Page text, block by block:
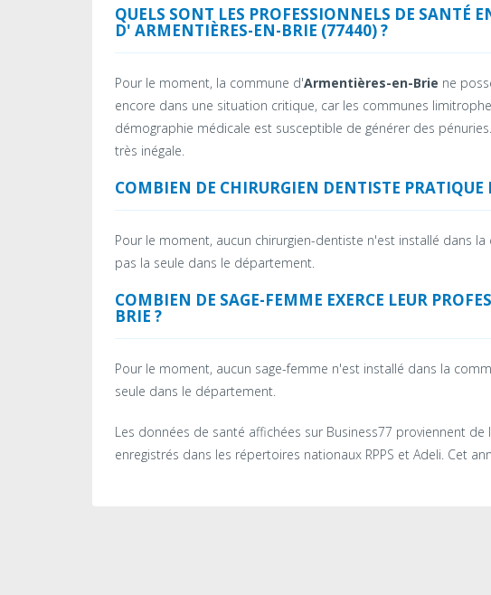
QUELS SONT LES PROFESSIONNELS DE SANTÉ
D' ARMENTIÈRES-EN-BRIE (77440) ?
Pour le moment, la commune d'Armentières-en-Brie ne
encore dans une situation critique, car les communes
démographie médicale est susceptible de générer des
très inégale.
COMBIEN DE CHIRURGIEN DENTISTE
Pour le moment, aucun chirurgien-dentiste n'est installé dans
pas la seule dans le département.
COMBIEN DE SAGE-FEMME EXERCE LEUR
BRIE ?
Pour le moment, aucun sage-femme n'est installé dans la
seule dans le département.
Les données de santé affichées sur Business77 proviennent
enregistrés dans les répertoires nationaux RPPS et Adeli. Cet